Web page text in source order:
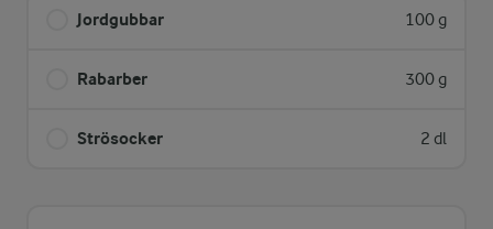
Jordgubbar 100 g
Rabarber 300 g
Strösocker 2 dl